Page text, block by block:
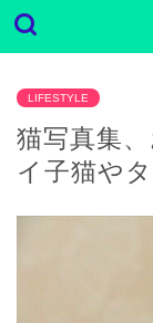
E
LIFESTYLE
猫写真集
イ子猫や